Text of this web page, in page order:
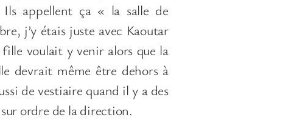
Ils appellent ça « la salle de
j’y étais juste avec Kaoutar
voulait y venir alors que la
devrait même être dehors à
de vestiaire quand il y a des
ordre de la direction.